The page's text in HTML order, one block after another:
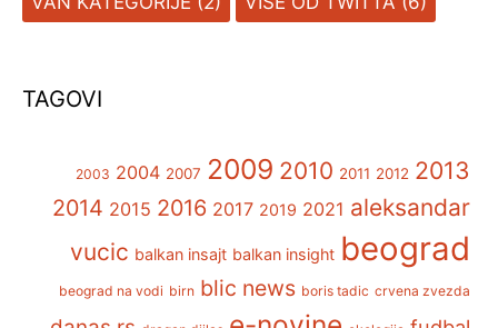
TAGOVI
2003 2004 2007 2009 2010 2011 2012 2013
2014 2015 2016 2017 2019 2021 aleksandar
vucic balkan insajt balkan insight beograd
beograd na vodi birn blic news boris tadic crvena zvezda